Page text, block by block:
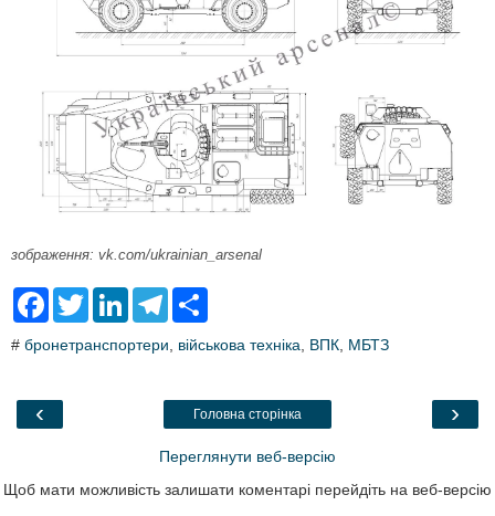
зображення: vk.com/ukrainian_arsenal
F
e
o
T
t
L
k
T
e
a
r
# бронетранспортери військова техніка ВПК МБТЗ
‹ ›
Головна сторінка
Переглянути веб-версію
Щоб мати можливість залишати коментарі перейдіть на веб-версію